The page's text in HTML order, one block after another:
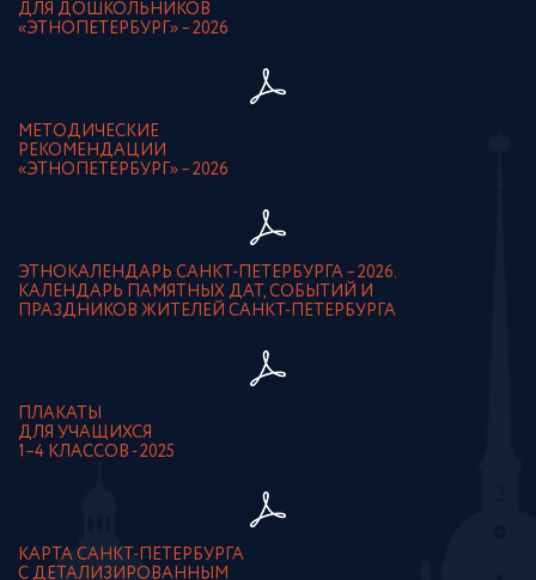
ДЛЯ ДОШКОЛЬНИКОВ
«ЭТНОПЕТЕРБУРГ» – 2026
МЕТОДИЧЕСКИЕ
РЕКОМЕНДАЦИИ
«ЭТНОПЕТЕРБУРГ» – 2026
ЭТНОКАЛЕНДАРЬ САНКТ-ПЕТЕРБУРГА – 2026.
КАЛЕНДАРЬ ПАМЯТНЫХ ДАТ, СОБЫТИЙ И
ПРАЗДНИКОВ ЖИТЕЛЕЙ САНКТ-ПЕТЕРБУРГА
ПЛАКАТЫ
ДЛЯ УЧАЩИХСЯ
1–4 КЛАССОВ - 2025
КАРТА САНКТ-ПЕТЕРБУРГА
С ДЕТАЛИЗИРОВАННЫМ